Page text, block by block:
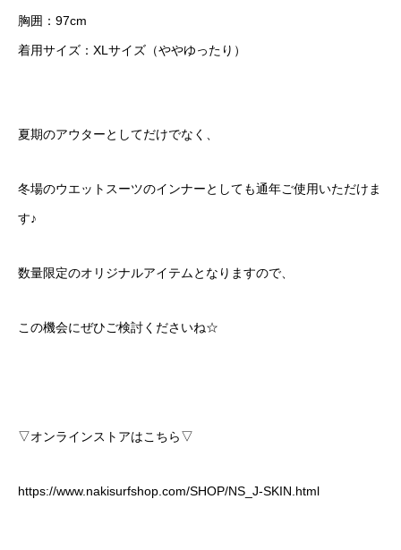
胸囲：97cm
着用サイズ：XLサイズ（ややゆったり）
夏期のアウターとしてだけでなく、
冬場のウエットスーツのインナーとしても通年ご使用いただけま
す♪
数量限定のオリジナルアイテムとなりますので、
この機会にぜひご検討くださいね☆
▽オンラインストアはこちら▽
https://www.nakisurfshop.com/SHOP/NS_J-SKIN.html